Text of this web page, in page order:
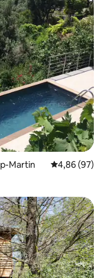
Martin Prosječna
4,86 (97)